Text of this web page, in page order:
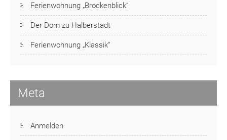
Ferienwohnung „Brockenblick“
Der Dom zu Halberstadt
Ferienwohnung „Klassik“
Meta
Anmelden